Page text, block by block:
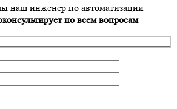
наш инженер по автоматизации
по всем вопросам